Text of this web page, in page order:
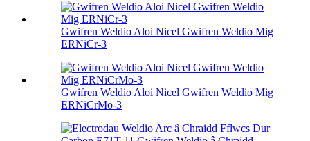
Gwifren Weldio Aloi Nicel Gwifren Weldio Mig
ERNiCr-3
Gwifren Weldio Aloi Nicel Gwifren Weldio Mig
ERNiCrMo-3